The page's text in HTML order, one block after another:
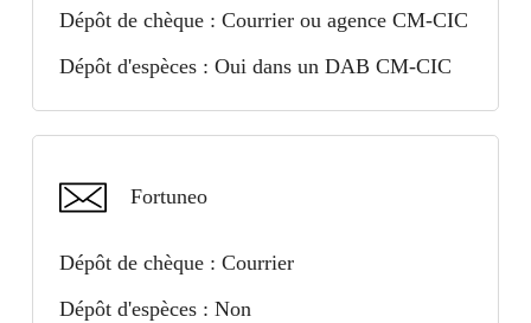
✅ Google Pay
✅ Google Pay
Dépôt de chèque : Courrier ou agence CM-CIC
Dépôt d'espèces : Oui dans un DAB CM-CIC
Fortuneo
Dépôt de chèque : Courrier
Dépôt d'espèces : Non